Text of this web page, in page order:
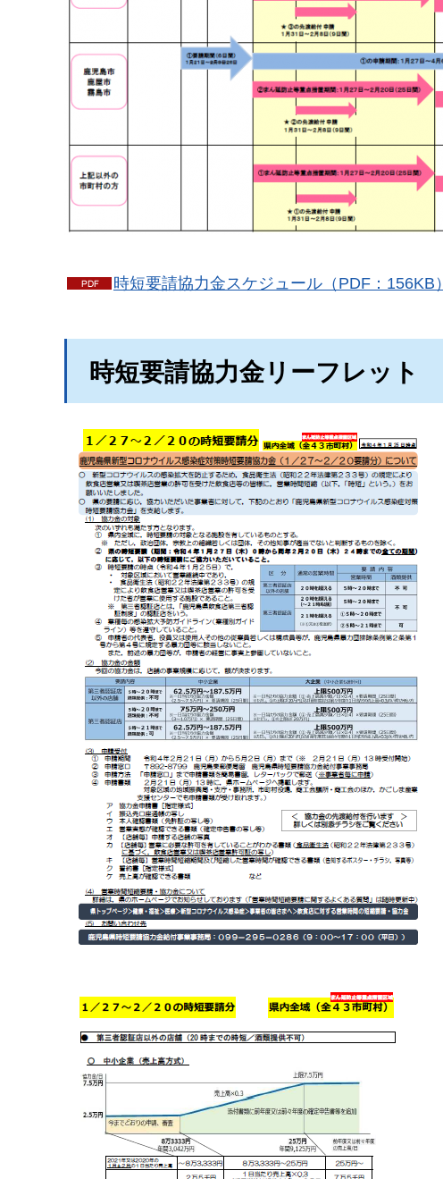
時短要請協力金スケジュール（PDF：156KB）
時短要請協力金リーフレット